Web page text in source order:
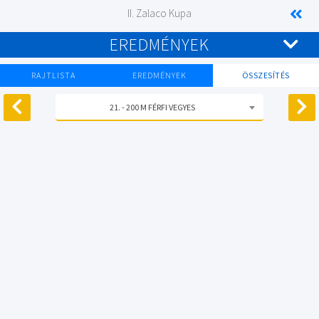
II. Zalaco Kupa
EREDMÉNYEK
RAJTLISTA EREDMÉNYEK ÖSSZESÍTÉS
21. - 200 M FÉRFI VEGYES